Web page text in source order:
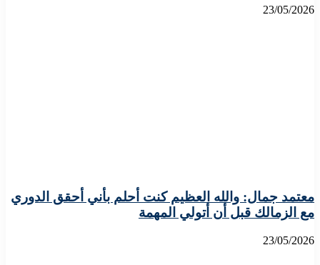
23/05/2026
معتمد جمال: والله العظيم كنت أحلم بأني أحقق الدوري
مع الزمالك قبل أن أتولي المهمة
23/05/2026